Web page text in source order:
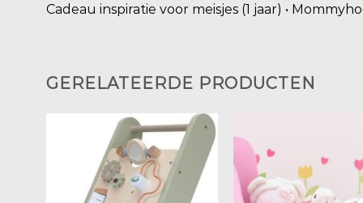
Cadeau inspiratie voor meisjes (1 jaar) •
GERELATEERDE PRODUCTEN